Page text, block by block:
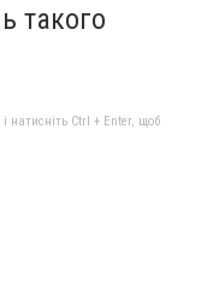
такого
натисніть Ctrl + Enter, щоб